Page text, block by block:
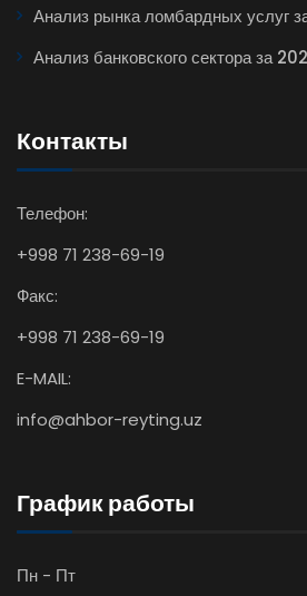
Анализ рынка ломбардных услуг
Анализ банковского сектора за
Контакты
Телефон:
+998 71 238-69-19
Факс:
+998 71 238-69-19
E-MAIL:
info@ahbor-reyting.uz
График работы
Пн - Пт